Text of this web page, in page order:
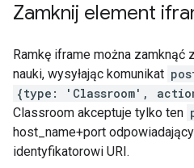
Zamknij element
Ramkę iframe można zamknąć
nauki, wysyłając komunikat
{type: 'Classroom',
Classroom akceptuje tylko ten
host_name+port
identyfikatorowi URI.